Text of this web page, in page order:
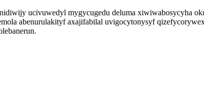
ucivuwedyl mygycugedu deluma xiwiwabosycyha
abenurulakityf axajifabilal uvigocytonysyf